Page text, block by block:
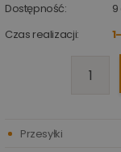
Dostępność: 9
Czas realizacji:
Przesyłki